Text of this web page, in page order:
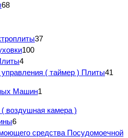
68
37
100
4
( таймер ) Плиты41
Машин1
воздушная камера )
6
средства Посудомоечной